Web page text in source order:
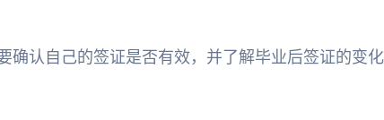
确认自己的签证是否有效，并了解毕业后签证的变